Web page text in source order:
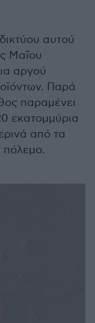
αυτού
Μαΐου
αργού
Παρά
παραμένει
εκατομμύρια
από τα
πόλεμο.